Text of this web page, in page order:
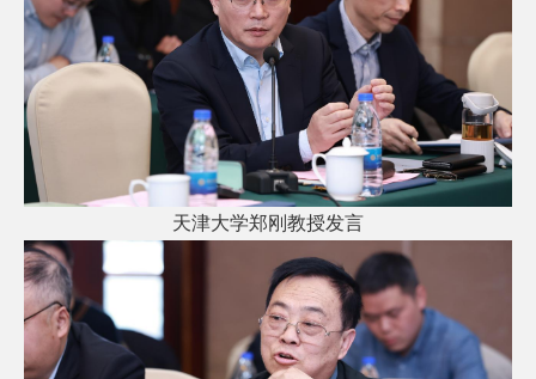
天津大学郑刚教授发言